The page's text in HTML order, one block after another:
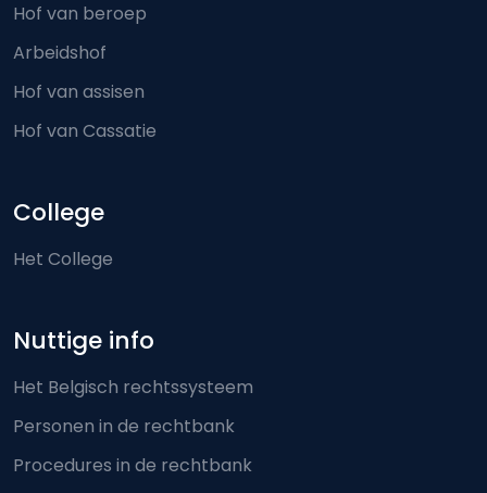
Hof van beroep
Arbeidshof
Hof van assisen
Hof van Cassatie
College
Het College
Nuttige info
Het Belgisch rechtssysteem
Personen in de rechtbank
Procedures in de rechtbank